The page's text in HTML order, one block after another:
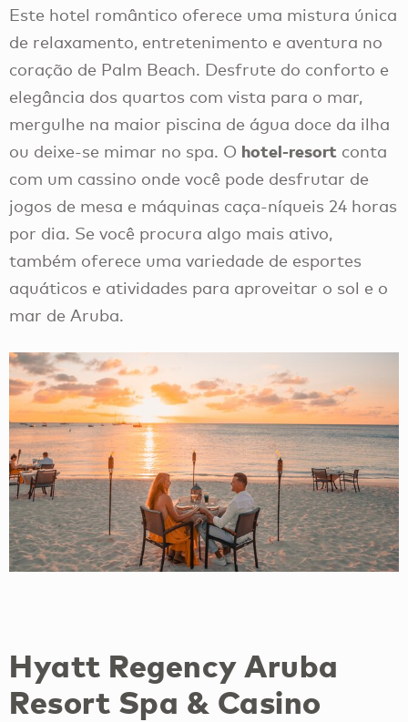
Este hotel romântico oferece uma mistura única
de relaxamento, entretenimento e aventura no
coração de Palm Beach. Desfrute do conforto e
elegância dos quartos com vista para o mar,
mergulhe na maior piscina de água doce da ilha
ou deixe-se mimar no spa. O hotel-resort conta
com um cassino onde você pode desfrutar de
jogos de mesa e máquinas caça-níqueis 24 horas
por dia. Se você procura algo mais ativo,
também oferece uma variedade de esportes
aquáticos e atividades para aproveitar o sol e o
mar de Aruba.
Hyatt Regency Aruba
Resort Spa & Casino